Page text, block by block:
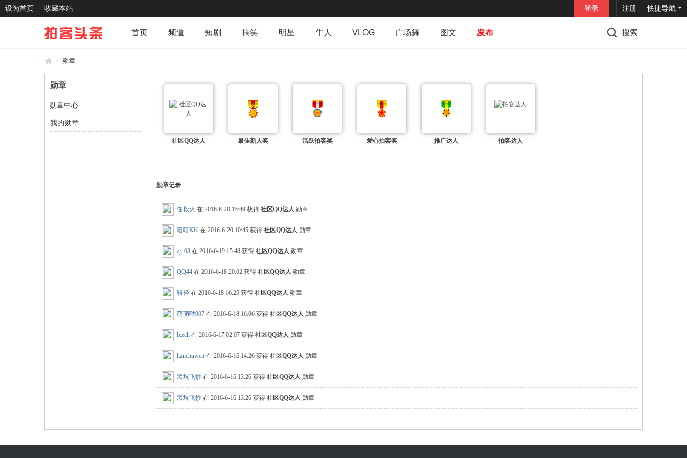
设为首页 收藏本站 快捷导航
登录 注册
首页 频道 短剧 搞笑 明星 牛人 VLOG 广场舞 图文 发布 搜索
拍
客
头
条
› 勋章
社区QQ达人 最佳新人奖 活跃拍客奖 爱心拍客奖 推广达人 拍客达人
勋章记录
任毅火 在 2016-6-20 15:49 获得 社区QQ达人 勋章
嘻嘻KK 在 2016-6-20 10:45 获得 社区QQ达人 勋章
zj_03 在 2016-6-19 15:48 获得 社区QQ达人 勋章
QQ44 在 2016-6-18 20:02 获得 社区QQ达人 勋章
靳轻 在 2016-6-18 16:25 获得 社区QQ达人 勋章
萌萌哒007 在 2016-6-18 16:06 获得 社区QQ达人 勋章
lxzch 在 2016-6-17 02:07 获得 社区QQ达人 勋章
lianchuwen 在 2016-6-16 14:26 获得 社区QQ达人 勋章
黑坑飞抄 在 2016-6-16 13:26 获得 社区QQ达人 勋章
黑坑飞抄 在 2016-6-16 13:26 获得 社区QQ达人 勋章
勋章
勋章中心
我的勋章